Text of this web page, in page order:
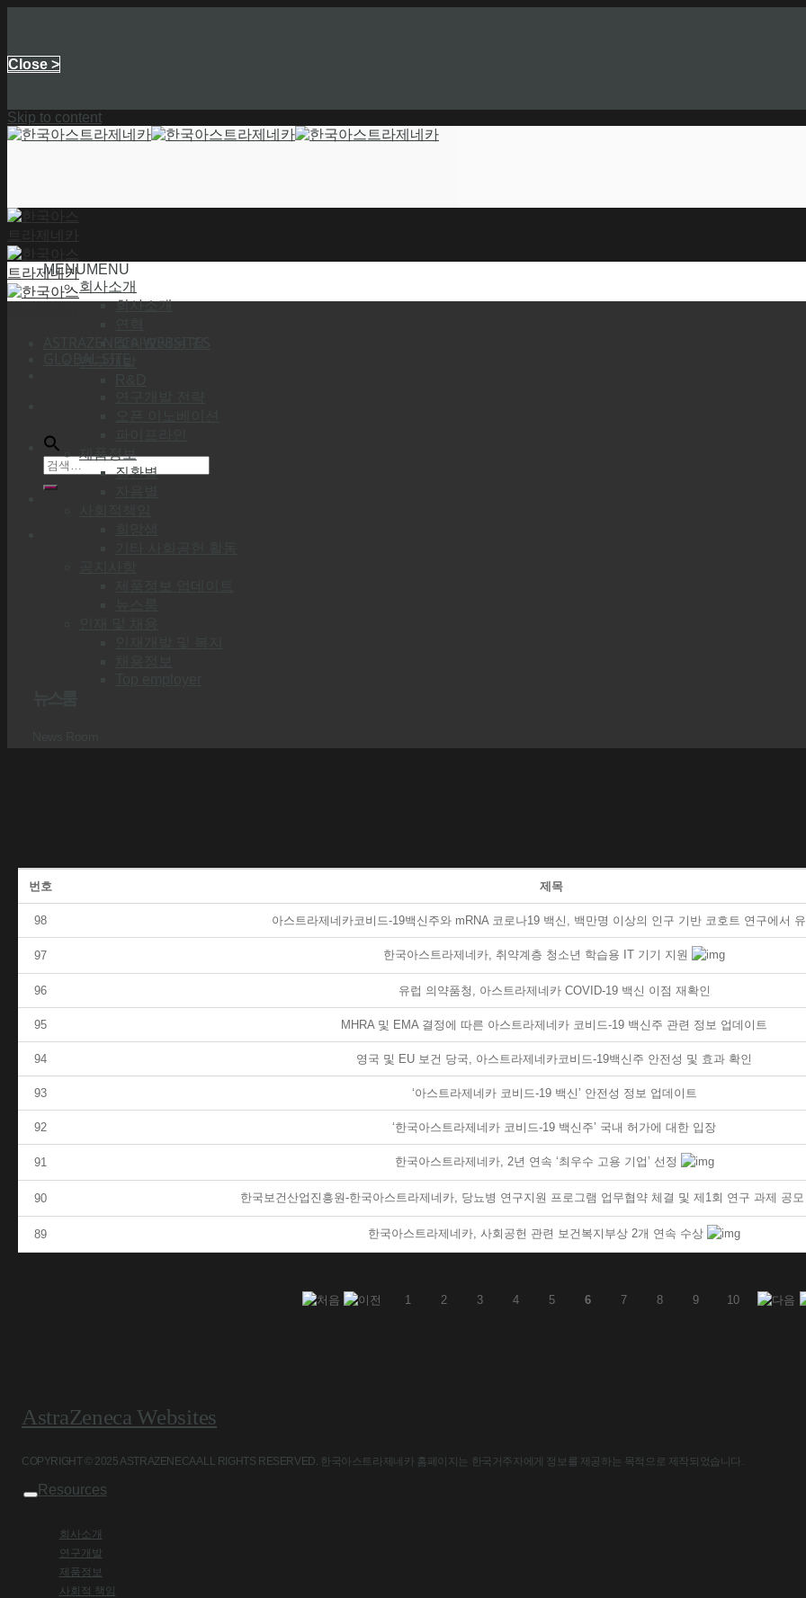
Close >
Skip to content
MENUMENU
회사소개
회사소개
제품정보
질환별
번호 제목
98 아스트라제네카코비드-19백신주와 mRNA 코로나19 백신, 백만명 이상의 인구 기반 코호트 연구에서 유
97 한국아스트라제네카, 취약계층 청소년 학습용 IT 기기 지원
96 유럽 의약품청, 아스트라제네카 COVID-19 백신 이점 재확인
95 MHRA 및 EMA 결정에 따른 아스트라제네카 코비드-19 백신주 관련 정보 업데이트
94 영국 및 EU 보건 당국, 아스트라제네카코비드-19백신주 안전성 및 효과 확인
93 ‘아스트라제네카 코비드-19 백신’ 안전성 정보 업데이트
92 ‘한국아스트라제네카 코비드-19 백신주’ 국내 허가에 대한 입장
91 한국아스트라제네카, 2년 연속 ‘최우수 고용 기업’ 선정
90 한국보건산업진흥원-한국아스트라제네카, 당뇨병 연구지원 프로그램 업무협약 체결 및 제1회 연구 과제 공
89 한국아스트라제네카, 사회공헌 관련 보건복지부상 2개 연속 수상
1 2 3 4 5 6 7 8 9 10
AstraZeneca Websites
COPYRIGHT © 2025 ASTRAZENECA ALL RIGHTS RESERVED. 한국아스트라제네카 홈페이지는 한국거주자에게 정보를 제공하는 목적으로 제작되었습니다.
Resources
회사소개
연구개발
제품정보
사회적 책임